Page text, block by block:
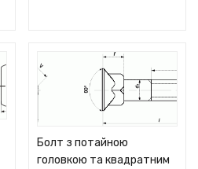
Болт з потайною
головкою та квадратним